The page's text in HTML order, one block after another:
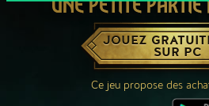
UNE PETITE PARTIE
JOUEZ
SUR PC
Ce jeu propose des